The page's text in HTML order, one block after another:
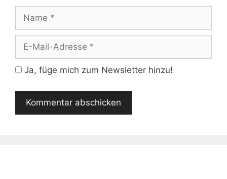
Mail-
Adresse
Ja, füge mich zum Newsletter hinzu!